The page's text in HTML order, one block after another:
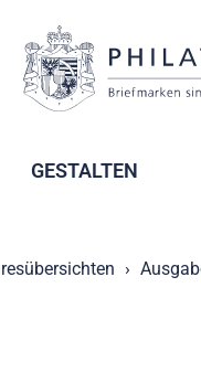
GESTALTEN